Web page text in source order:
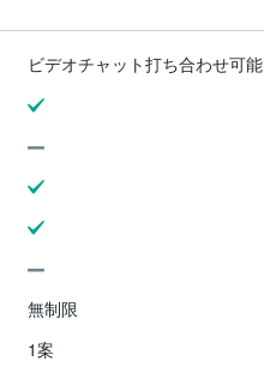
ビデオチャット打ち合わせ可能
無制限
1案